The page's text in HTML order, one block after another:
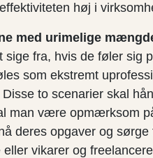
høj i
med urimelige
fra, hvis de føler sig
som ekstremt
to scenarier skal
man være opmærksom
deres opgaver og sørge
vikarer og